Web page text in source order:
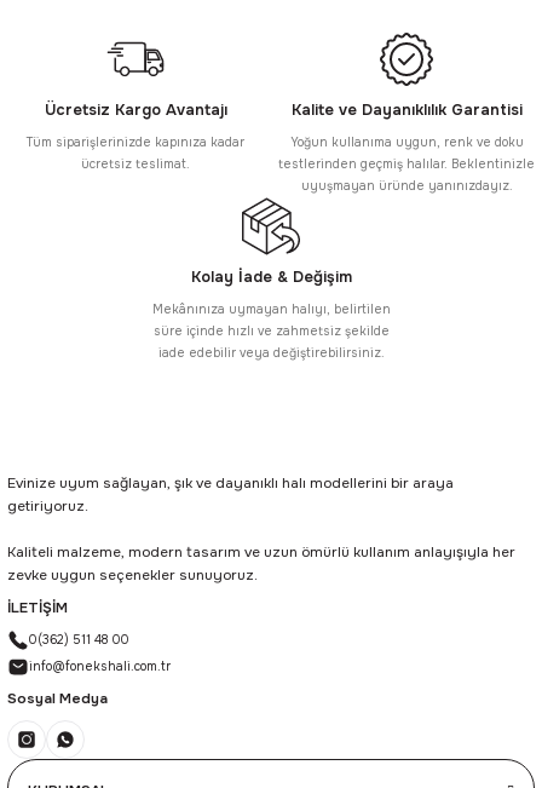
Ücretsiz Kargo Avantajı
Tüm siparişlerinizde kapınıza kadar
ücretsiz teslimat.
Kalite ve Dayanıklılık Garantisi
Yoğun kullanıma uygun, renk ve doku
testlerinden geçmiş halılar. Beklentinizle
uyuşmayan üründe yanınızdayız.
Kolay İade & Değişim
Mekânınıza uymayan halıyı, belirtilen
süre içinde hızlı ve zahmetsiz şekilde
iade edebilir veya değiştirebilirsiniz.
Evinize uyum sağlayan, şık ve dayanıklı halı modellerini bir araya
getiriyoruz.
Kaliteli malzeme, modern tasarım ve uzun ömürlü kullanım anlayışıyla her
zevke uygun seçenekler sunuyoruz.
İLETİŞİM
0(362) 511 48 00
info@fonekshali.com.tr
Sosyal Medya